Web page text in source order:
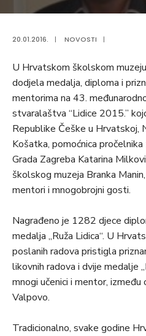
20.01.2016. | NOVOSTI |
U Hrvatskom školskom
dodjela medalja, diploma i
mentorima na 43.
stvaralaštva “Lidice 2015.”
Republike Češke u Hrvatskoj,
Košatka, pomoćnica
Grada Zagreba Katarina
školskog muzeja Branka
mentori i mnogobrojni gosti.
Nagrađeno je 1282 djece
medalja „Ruža Lidica“. U
poslanih radova pristigla
likovnih radova i dvije medalje
mnogi učenici i mentor,
Valpovo.
Tradicionalno, svake godine